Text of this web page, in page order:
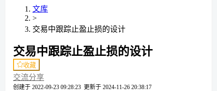
文库
>
交易中跟踪止盈止损的设计
交易中跟踪止盈止损的设计
收藏
交流分享
创建于 2022-09-23 09:28:23 更新于 2024-11-26 20:38:17